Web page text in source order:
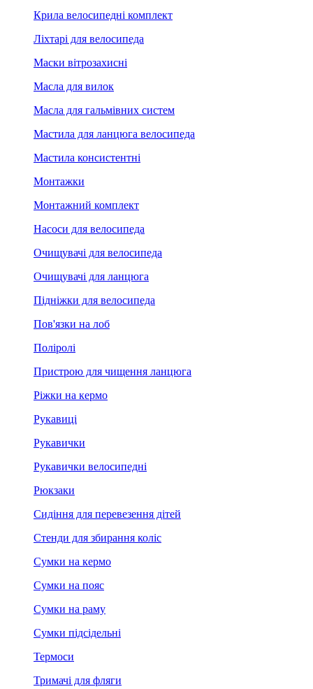
Крила велосипедні комплект
Ліхтарі для велосипеда
Маски вітрозахисні
Масла для вилок
Масла для гальмівних систем
Мастила для ланцюга велосипеда
Мастила консистентні
Монтажки
Монтажний комплект
Насоси для велосипеда
Очищувачі для велосипеда
Очищувачі для ланцюга
Підніжки для велосипеда
Пов'язки на лоб
Поліролі
Пристрою для чищення ланцюга
Ріжки на кермо
Рукавиці
Рукавички
Рукавички велосипедні
Рюкзаки
Сидіння для перевезення дітей
Стенди для збирання коліс
Сумки на кермо
Сумки на пояс
Сумки на раму
Сумки підсідельні
Термоси
Тримачі для фляги